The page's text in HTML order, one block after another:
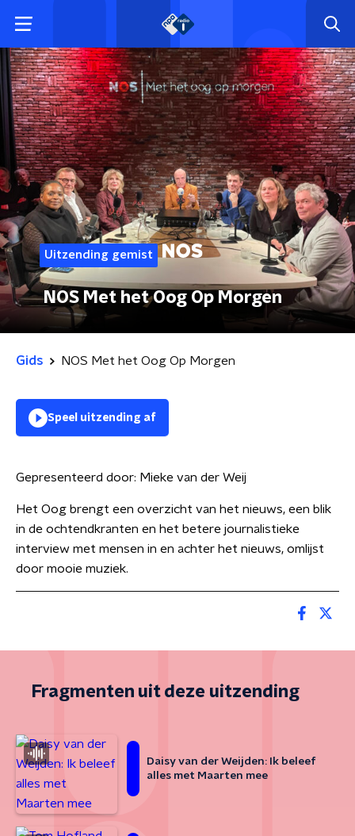
Uitzending gemist
NOS Met het Oog Op Morgen
Gids NOS Met het Oog Op Morgen
Speel uitzending af
Gepresenteerd door: Mieke van der Weij
Het Oog brengt een overzicht van het nieuws, een blik
in de ochtendkranten en het betere journalistieke
interview met mensen in en achter het nieuws, omlijst
door mooie muziek.
Fragmenten uit deze uitzending
Daisy van der Weijden: Ik beleef
alles met Maarten mee